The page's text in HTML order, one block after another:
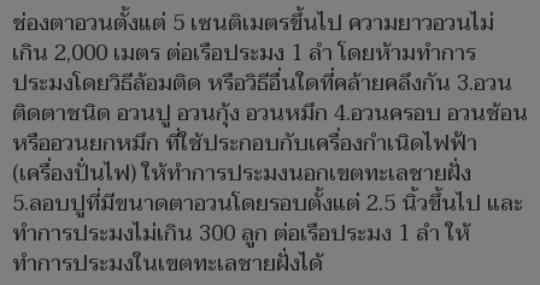
ช่องตาอวนตั้งแต่ 5 เซนติเมตรขึ้นไป ความยาวอวนไม่
เกิน 2,000 เมตร ต่อเรือประมง 1 ลำ โดยห้ามทำการ
ประมงโดยวิธีล้อมติด หรือวิธีอื่นใดที่คล้ายคลึงกัน 3.อวน
ติดตาชนิด อวนปู อวนกุ้ง อวนหมึก 4.อวนครอบ อวนช้อน
หรืออวนยกหมึก ที่ใช้ประกอบกับเครื่องกำเนิดไฟฟ้า
(เครื่องปั่นไฟ) ให้ทำการประมงนอกเขตทะเลชายฝั่ง
5.ลอบปูที่มีขนาดตาอวนโดยรอบตั้งแต่ 2.5 นิ้วขึ้นไป และ
ทำการประมงไม่เกิน 300 ลูก ต่อเรือประมง 1 ลำ ให้
ทำการประมงในเขตทะเลชายฝั่งได้